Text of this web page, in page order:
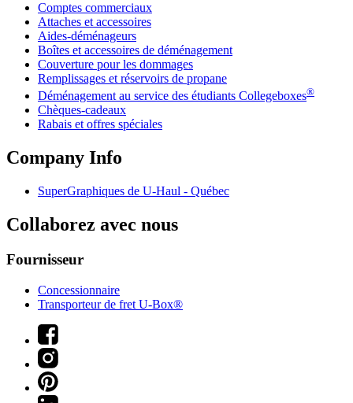
Comptes commerciaux
Attaches et accessoires
Aides-déménageurs
Boîtes et accessoires de déménagement
Couverture pour les dommages
Remplissages et réservoirs de propane
Déménagement au service des étudiants Collegeboxes®
Chèques-cadeaux
Rabais et offres spéciales
Company Info
SuperGraphiques de U-Haul - Québec
Collaborez avec nous
Fournisseur
Concessionnaire
Transporteur de fret U-Box®